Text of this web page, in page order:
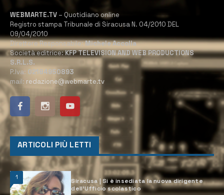
WEBMARTE.TV – Quotidiano online
Registro stampa Tribunale di Siracusa N. 04/2010 DEL
09/04/2010
Direttore Responsabile:Michele Accolla
Società editrice:KFP TELEVISION AND WEB PRODUCTIONS
S.R.L.S.
P.Iva: 02184950893
mail: redazione@webmarte.tv
ARTICOLI PIÙ LETTI
1
Siracusa | Si è insediata la nuova dirigente
dell’Ufficio scolastico